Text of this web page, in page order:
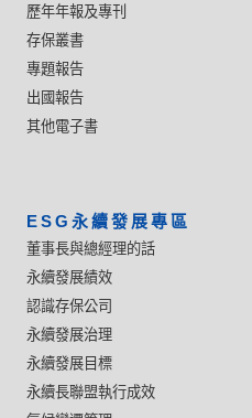
歷年年報及專刊
存保叢書
專題報告
出國報告
其他電子書
ESG永續發展專區
董事長與總經理的話
永續發展績效
認識存保公司
永續發展治理
永續發展目標
永續長聯盟執行成效